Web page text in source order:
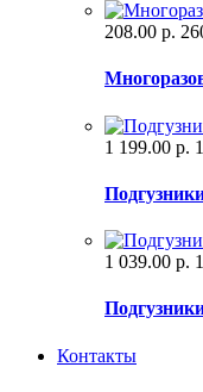
208.00 р.
1 199.00 р.
1 039.00 р.
Контакты